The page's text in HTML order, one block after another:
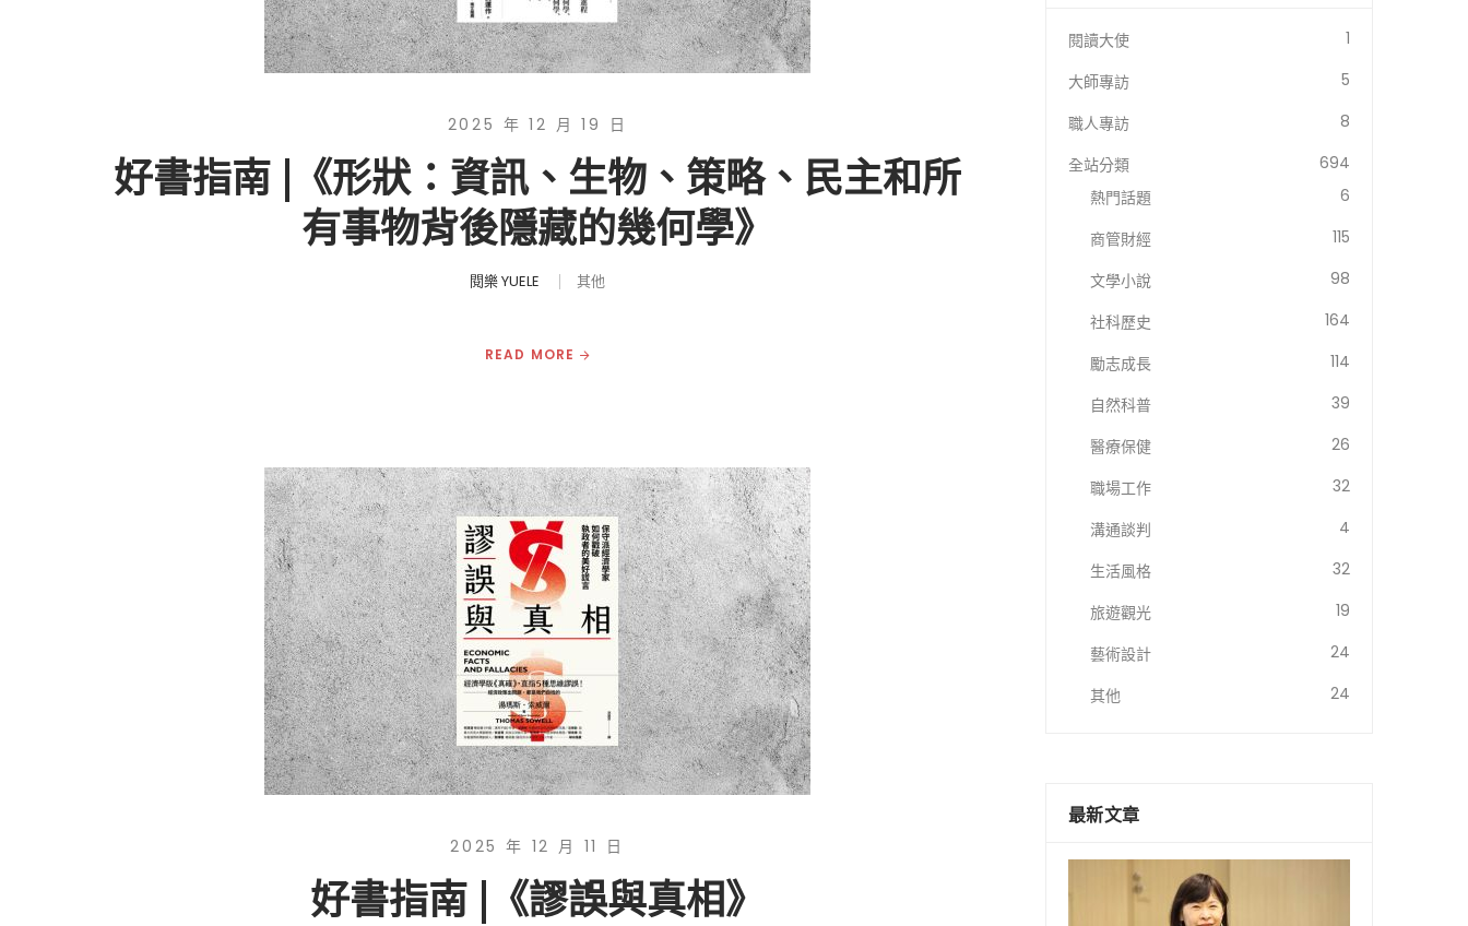
2025 年 12 月 19 日
好書指南 |《形狀：資訊、生物、策略、民主和所
有事物背後隱藏的幾何學》
閱樂 YUELE 其他
READ MORE
2025 年 12 月 11 日
好書指南 |《謬誤與真相》
閱讀大使
1
大師專訪
5
職人專訪
8
全站分類
694
熱門話題
6
商管財經
115
文學小說
98
社科歷史
164
勵志成長
114
自然科普
39
醫療保健
26
職場工作
32
溝通談判
4
生活風格
32
旅遊觀光
19
藝術設計
24
其他
24
最新文章